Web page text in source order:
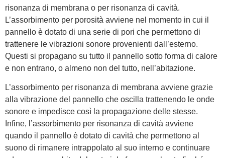
risonanza di membrana o per risonanza di cavità.
L’assorbimento per porosità avviene nel momento in cui il
pannello è dotato di una serie di pori che permettono di
trattenere le vibrazioni sonore provenienti dall’esterno.
Questi si propagano su tutto il pannello sotto forma di calore
e non entrano, o almeno non del tutto, nell’abitazione.
L’assorbimento per risonanza di membrana avviene grazie
alla vibrazione del pannello che oscilla trattenendo le onde
sonore e impedisce così la propagazione delle stesse.
Infine, l’assorbimento per risonanza di cavità avviene
quando il pannello è dotato di cavità che permettono al
suono di rimanere intrappolato al suo interno e continuare